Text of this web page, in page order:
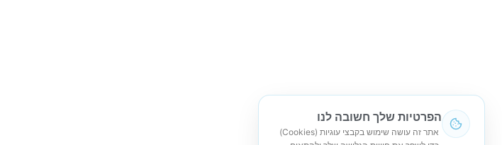
הפרטיות שלך חשובה לנו
אתר זה עושה שימוש בקבצי עוגיות (Cookies)